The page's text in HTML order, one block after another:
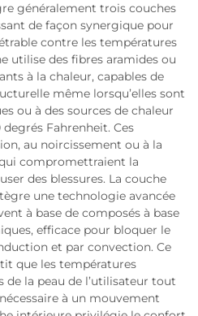
généralement trois couches
de façon synergique pour
contre les températures
utilise des fibres aramides ou
à la chaleur, capables de
même lorsqu’elles sont
ou à des sources de chaleur
Fahrenheit. Ces
au noircissement ou à la
compromettraient la
des blessures. La couche
une technologie avancée
à base de composés à base
efficace pour bloquer le
et par convection. Ce
que les températures
de la peau de l’utilisateur tout
à un mouvement